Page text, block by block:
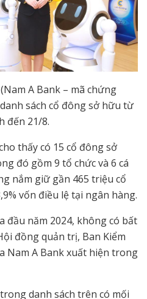
A Bank – mã chứng
sách cổ đông sở hữu từ
đến 21/8.
thấy có 15 cổ đông sở
đó gồm 9 tổ chức và 6 cá
nắm giữ gần 465 triệu cổ
vốn điều lệ tại ngân hàng.
đầu năm 2024, không có bất
đồng quản trị, Ban Kiểm
Nam A Bank xuất hiện trong
danh sách trên có mối